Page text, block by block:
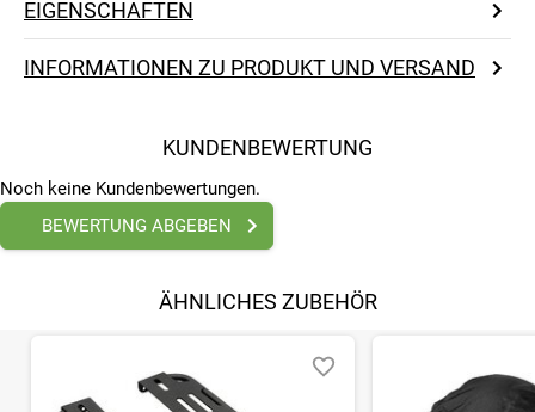
EIGENSCHAFTEN
INFORMATIONEN ZU PRODUKT UND VERSAND
KUNDENBEWERTUNG
Noch keine Kundenbewertungen.
BEWERTUNG ABGEBEN
ÄHNLICHES ZUBEHÖR